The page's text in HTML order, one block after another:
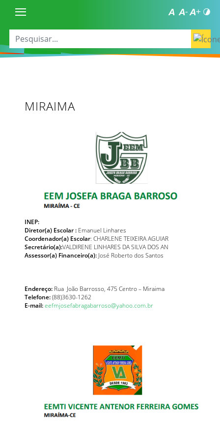
MIRAIMA
INEP:
Diretor(a) Escolar : Emanuel Linhares
Coordenador(a) Escolar: CHARLENE TEIXEIRA AGUIAR
Secretário(a):VALDIRENE LINHARES DA SILVA DOS AN
Assessor(a) Financeiro(a): José Roberto dos Santos
Endereço: Rua João Barrosso, 475 Centro – Miraima
Telefone:(88)3630-1262
E-mail:eefmjosefabragabarroso@yahoo.com.br